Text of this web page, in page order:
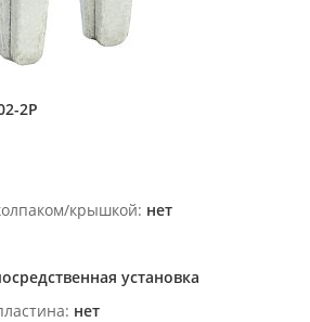
2P
крышкой: нет
установка
нет